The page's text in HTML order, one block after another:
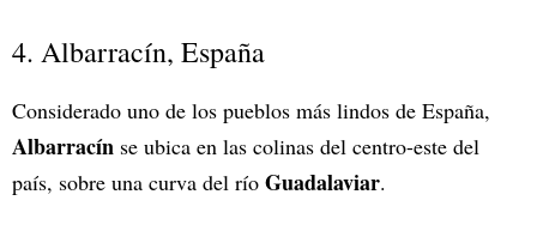
4. Albarracín, España
Considerado uno de los pueblos más lindos de España,
Albarracín se ubica en las colinas del centro-este del
país, sobre una curva del río Guadalaviar.